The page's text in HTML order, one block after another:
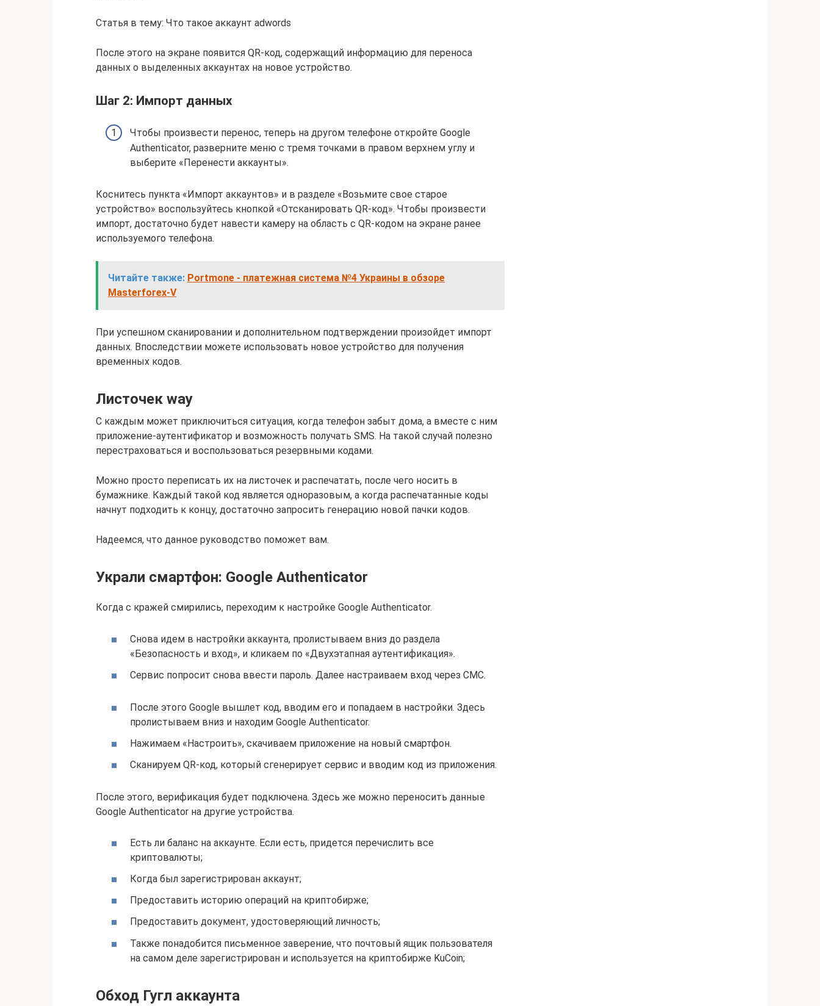
Статья в тему: Что такое аккаунт adwords
После этого на экране появится QR-код, содержащий информацию для переноса
данных о выделенных аккаунтах на новое устройство.
Шаг 2: Импорт данных
Чтобы произвести перенос, теперь на другом телефоне откройте Google
Authenticator, разверните меню с тремя точками в правом верхнем углу и
выберите «Перенести аккаунты».
Коснитесь пункта «Импорт аккаунтов» и в разделе «Возьмите свое старое
устройство» воспользуйтесь кнопкой «Отсканировать QR-код». Чтобы произвести
импорт, достаточно будет навести камеру на область с QR-кодом на экране ранее
используемого телефона.
Читайте также: Portmone - платежная система №4 Украины в обзоре
Masterforex-V
При успешном сканировании и дополнительном подтверждении произойдет импорт
данных. Впоследствии можете использовать новое устройство для получения
временных кодов.
Листочек way
С каждым может приключиться ситуация, когда телефон забыт дома, а вместе с ним
приложение-аутентификатор и возможность получать SMS. На такой случай полезно
перестраховаться и воспользоваться резервными кодами.
Можно просто переписать их на листочек и распечатать, после чего носить в
бумажнике. Каждый такой код является одноразовым, а когда распечатанные коды
начнут подходить к концу, достаточно запросить генерацию новой пачки кодов.
Надеемся, что данное руководство поможет вам.
Украли смартфон: Google Authenticator
Когда с кражей смирились, переходим к настройке Google Authenticator.
Снова идем в настройки аккаунта, пролистываем вниз до раздела
«Безопасность и вход», и кликаем по «Двухэтапная аутентификация».
Сервис попросит снова ввести пароль. Далее настраиваем вход через СМС.
После этого Google вышлет код, вводим его и попадаем в настройки. Здесь
пролистываем вниз и находим Google Authenticator.
Нажимаем «Настроить», скачиваем приложение на новый смартфон.
Сканируем QR-код, который сгенерирует сервис и вводим код из приложения.
После этого, верификация будет подключена. Здесь же можно переносить данные
Google Authenticator на другие устройства.
Есть ли баланс на аккаунте. Если есть, придется перечислить все
криптовалюты;
Когда был зарегистрирован аккаунт;
Предоставить историю операций на криптобирже;
Предоставить документ, удостоверяющий личность;
Также понадобится письменное заверение, что почтовый ящик пользователя
на самом деле зарегистрирован и используется на криптобирже KuCoin;
Обход Гугл аккаунта